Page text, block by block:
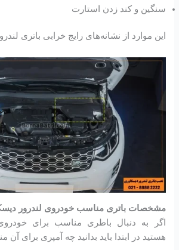
سنگین و کند زدن استارت
این موارد از نشانه‌های رایج خرابی باتری
مشخصات باتری مناسب خودروی لندرور
اگر به دنبال باطری مناسب برای
هستید در ابتدا باید بدانید چه آمپری برای